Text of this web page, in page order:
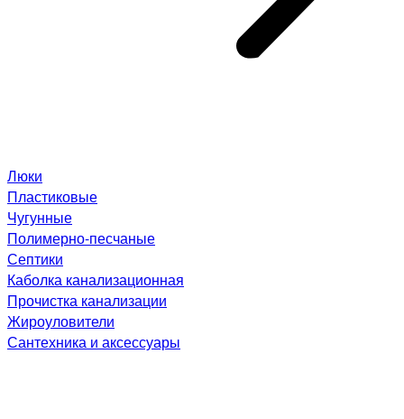
Люки
Пластиковые
Чугунные
Полимерно-песчаные
Септики
Каболка канализационная
Прочистка канализации
Жироуловители
Сантехника и аксессуары